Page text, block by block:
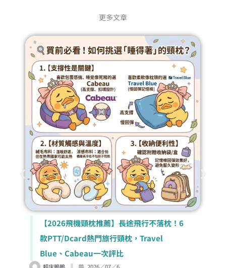
更多文章
【2026電動刮鬍刀推薦】告別粗硬鬍渣與泛
紅！9款PTT/Dcard神級電鬍刀評比，百
靈、飛利浦、國際牌一次看
賴床鴨鴨 2026／06／30